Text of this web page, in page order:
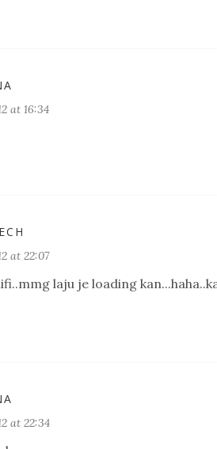
at 16:34
at 22:07
laju je loading
at 22:34